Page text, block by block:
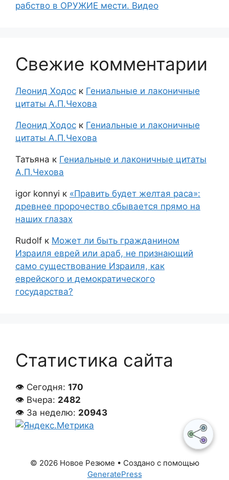
рабство в ОРУЖИЕ мести. Видео
Свежие комментарии
Леонид Ходос к Гениальные и лаконичные
цитаты А.П.Чехова
Леонид Ходос к Гениальные и лаконичные
цитаты А.П.Чехова
Татьяна к Гениальные и лаконичные цитаты
А.П.Чехова
igor konnyi к «Править будет желтая раса»:
древнее пророчество сбывается прямо на
наших глазах
Rudolf к Может ли быть гражданином
Израиля еврей или араб, не признающий
само существование Израиля, как
еврейского и демократического
государства?
Статистика сайта
👁 Сегодня: 170
👁 Вчера: 2482
👁 За неделю: 20943
© 2026 Новое Резюме • Создано с помощью
GeneratePress